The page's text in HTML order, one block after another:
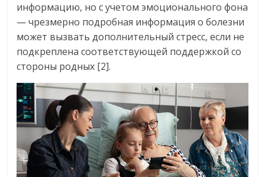
информацию, но с учетом эмоционального фона
— чрезмерно подробная информация о болезни
может вызвать дополнительный стресс, если не
подкреплена соответствующей поддержкой со
стороны родных [2].